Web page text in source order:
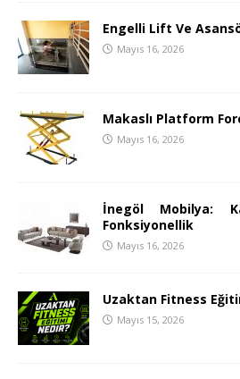
Engelli Lift Ve
Mayıs 16, 2026
Makaslı Platform
Mayıs 16, 2026
İnegöl Mobilya:
Fonksiyonellik
Mayıs 16, 2026
Uzaktan Fitness
Mayıs 15, 2026